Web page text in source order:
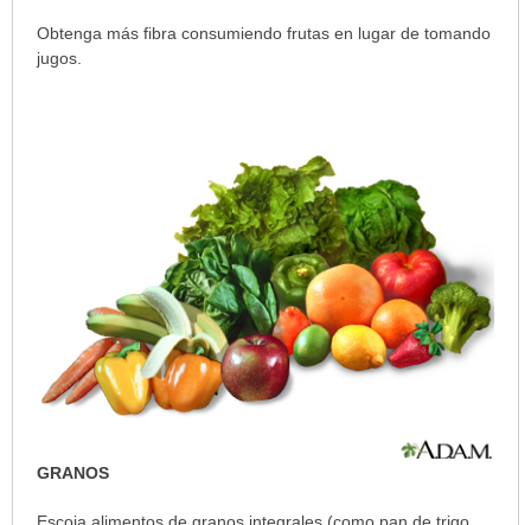
Obtenga más fibra consumiendo frutas en lugar de tomando
jugos.
GRANOS